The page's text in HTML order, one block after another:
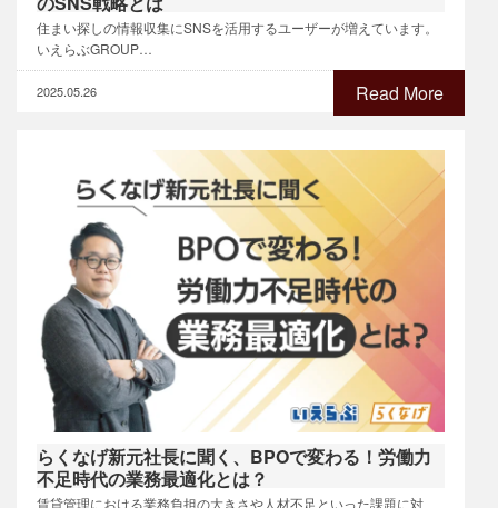
住まい探しの情報収集にSNSを活用するユーザーが増えています。
いえらぶGROUP…
Read More
2025.05.26
らくなげ新元社長に聞く、BPOで変わる！労働力
不足時代の業務最適化とは？
賃貸管理における業務負担の大きさや人材不足といった課題に対